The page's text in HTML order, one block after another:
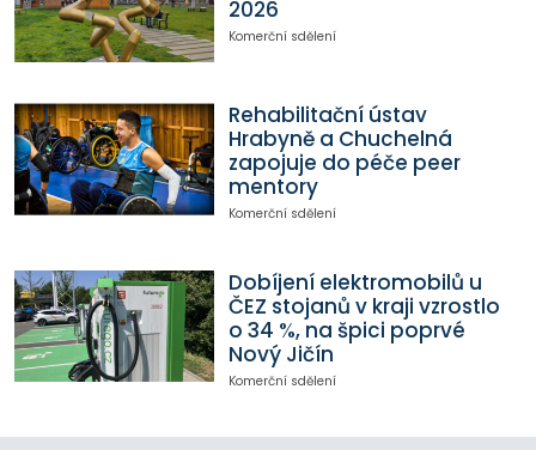
2026
Komerční sdělení
Rehabilitační ústav
Hrabyně a Chuchelná
zapojuje do péče peer
mentory
Komerční sdělení
Dobíjení elektromobilů u
ČEZ stojanů v kraji vzrostlo
o 34 %, na špici poprvé
Nový Jičín
Komerční sdělení